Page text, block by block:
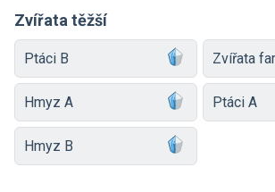
Zvířata těžší
Ptáci B Zvířata
Hmyz A Ptáci A
Hmyz B